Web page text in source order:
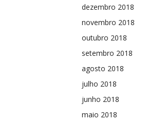
dezembro 2018
novembro 2018
outubro 2018
setembro 2018
agosto 2018
julho 2018
junho 2018
maio 2018